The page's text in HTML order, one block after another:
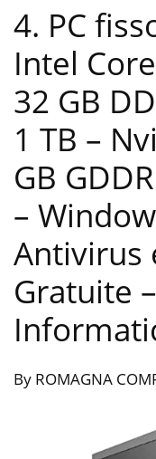
4. PC
Intel
32 GB
1 TB –
GB
–
Antivirus
Gratuite
By ROMAGNA